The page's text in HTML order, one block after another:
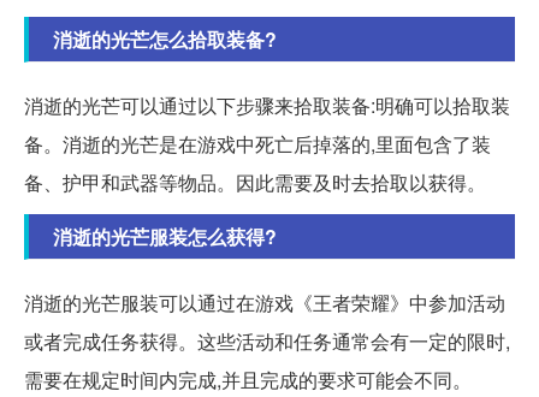
消逝的光芒怎么拾取装备?
消逝的光芒可以通过以下步骤来拾取装备:明确可以拾取装
备。消逝的光芒是在游戏中死亡后掉落的,里面包含了装
备、护甲和武器等物品。因此需要及时去拾取以获得。
消逝的光芒服装怎么获得?
消逝的光芒服装可以通过在游戏《王者荣耀》中参加活动
或者完成任务获得。这些活动和任务通常会有一定的限时,
需要在规定时间内完成,并且完成的要求可能会不同。